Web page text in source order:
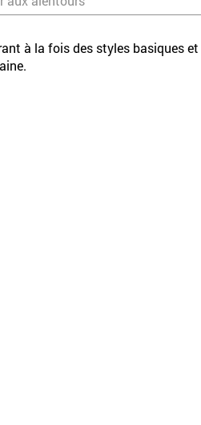
à la fois des styles basiques